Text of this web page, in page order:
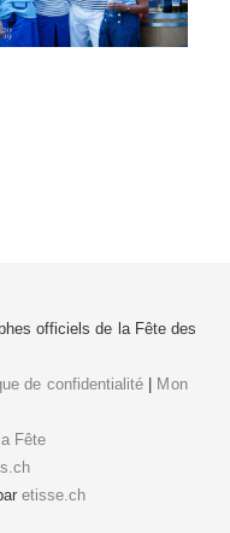
officiels de la Fête des
de confidentialité
Mon
Fête
etisse.ch